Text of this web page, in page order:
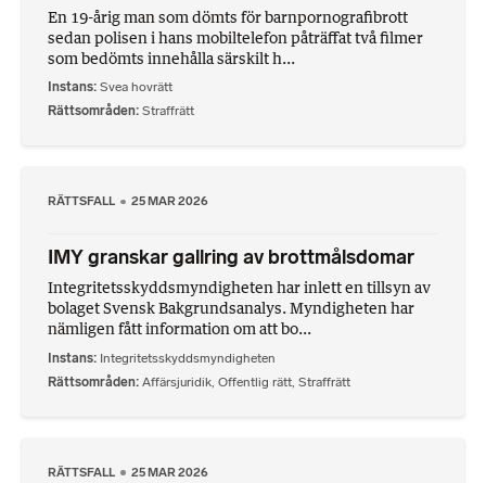
En 19-årig man som dömts för barnpornografibrott
sedan polisen i hans mobiltelefon påträffat två filmer
som bedömts innehålla särskilt h...
Instans Svea hovrätt
Rättsområden Straffrätt
RÄTTSFALL 25 MAR 2026
IMY granskar gallring av brottmålsdomar
Integritetsskyddsmyndigheten har inlett en tillsyn av
bolaget Svensk Bakgrundsanalys. Myndigheten har
nämligen fått information om att bo...
Instans Integritetsskyddsmyndigheten
Rättsområden Affärsjuridik, Offentlig rätt, Straffrätt
RÄTTSFALL 25 MAR 2026